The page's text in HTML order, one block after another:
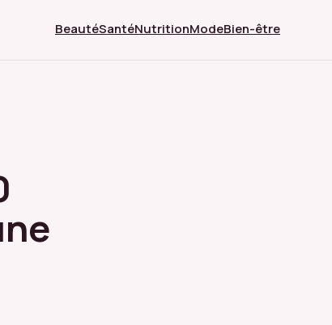
BeautéSantéNutritionModeBien-être